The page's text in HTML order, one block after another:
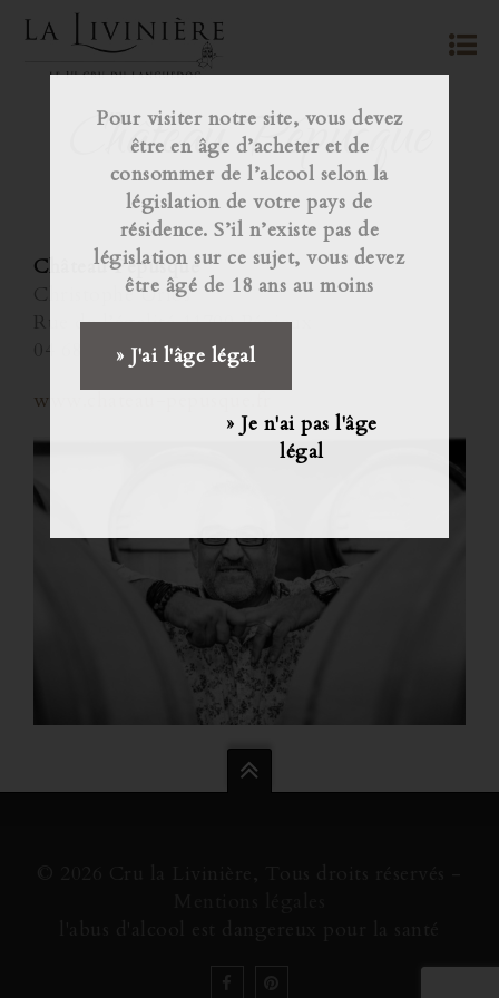
Pour visiter notre site, vous devez
être en âge d’acheter et de
consommer de l’alcool selon la
législation de votre pays de
résidence. S’il n’existe pas de
législation sur ce sujet, vous devez
être âgé de 18 ans au moins
» J'ai l'âge légal
» Je n'ai pas l'âge
légal
Château Pépusque
Château Pépusque
Christophe Urios
Rue de l’égalité 11700 Pépieux
04 68 91 41 38
www.chateau-pepusque.fr